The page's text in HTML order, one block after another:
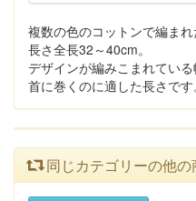
複数の色のコットンで編まれ
長さ全長32～40cm。
デザインが編みこまれてい
首に巻くのに適した長さです
同じカテゴリーの他の